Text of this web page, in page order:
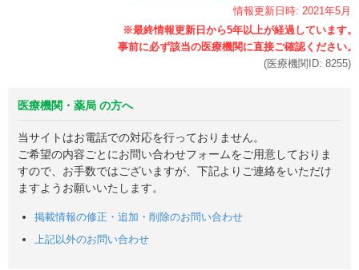
情報更新日時: 2021年5月
(医療機関ID: 8255)
医療機関・薬局 の方へ
当サイトはお電話での対応を行っておりません。
ご希望の内容ごとにお問い合わせフォームをご用意しておりま
すので、お手数ではございますが、下記よりご連絡をいただけ
ますようお願いいたします。
掲載情報の修正・追加・削除のお問い合わせ
上記以外のお問い合わせ